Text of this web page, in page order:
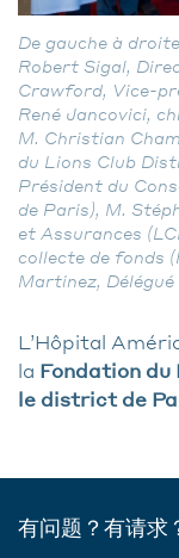
De gauche à
Robert Sigal,
Crawford, Vice-
René Jancovici,
M. Christian
du Lions Club
Président du
de Paris), M.
et Assurances
collecte de fonds
Martinez,
L’Hôpital
la Fondation
le district de
有问题？有请求